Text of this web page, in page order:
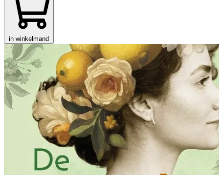
in winkelmand